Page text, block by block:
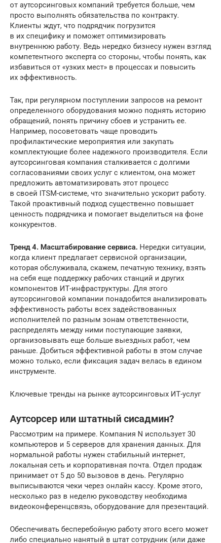
от аутсорсинговых компаний требуется больше, чем
просто выполнять обязательства по контракту.
Клиенты ждут, что подрядчик погрузится
в их специфику и поможет оптимизировать
внутреннюю работу. Ведь нередко бизнесу нужен взгляд
компетентного эксперта со стороны, чтобы понять, как
избавиться от «узких мест» в процессах и повысить
их эффективность.
Так, при регулярном поступлении запросов на ремонт
определенного оборудования можно поднять историю
обращений, понять причину сбоев и устранить ее.
Например, посоветовать чаще проводить
профилактические мероприятия или закупать
комплектующие более надежного производителя. Если
аутсорсинговая компания сталкивается с долгими
согласованиями своих услуг с клиентом, она может
предложить автоматизировать этот процесс
в своей ITSM-системе, что значительно ускорит работу.
Такой проактивный подход существенно повышает
ценность подрядчика и помогает выделиться на фоне
конкурентов.
Тренд 4. Масштабирование сервиса. Нередки ситуации,
когда клиент предлагает сервисной организации,
которая обслуживала, скажем, печатную технику, взять
на себя еще поддержку рабочих станций и других
компонентов ИТ-инфраструктуры. Для этого
аутсорсинговой компании понадобится анализировать
эффективность работы всех задействованных
исполнителей по разным зонам ответственности,
распределять между ними поступающие заявки,
организовывать еще больше выездных работ, чем
раньше. Добиться эффективной работы в этом случае
можно только, если фиксация задач велась в едином
инструменте.
Ключевые тренды на рынке аутсорсинговых ИТ-услуг
Аутсорсер или штатный сисадмин?
Рассмотрим на примере. Компания N использует 30
компьютеров и 5 серверов для хранения данных. Для
нормальной работы нужен стабильный интернет,
локальная сеть и корпоративная почта. Отдел продаж
принимает от 5 до 50 вызовов в день. Регулярно
выписываются чеки через онлайн кассу. Кроме этого,
несколько раз в неделю руководству необходима
видеоконференцсвязь, оборудование для презентаций.
Обеспечивать бесперебойную работу этого всего может
либо специально нанятый в штат сотрудник (или даже